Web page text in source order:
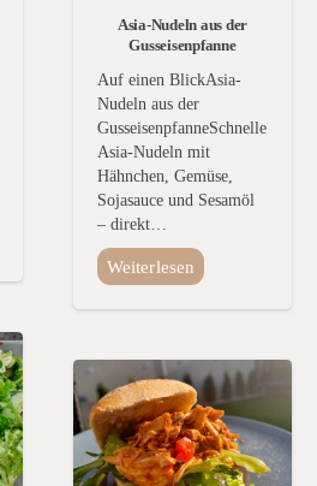
Asia-Nudeln aus der
Gusseisenpfanne
Auf einen BlickAsia-
Nudeln aus der
GusseisenpfanneSchnelle
Asia-Nudeln mit
Hähnchen, Gemüse,
Sojasauce und Sesamöl
– direkt…
Weiterlesen